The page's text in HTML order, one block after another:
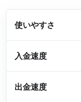
使いやすさ
入金速度
出金速度